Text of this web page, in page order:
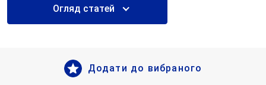
Огляд статей
Додати до вибраного